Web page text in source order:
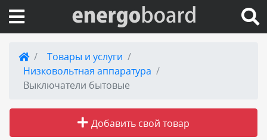
Вход на сайт
Поиск по сайту
Публикации
Товары и услуги
Низковольтная аппаратура
Выключатели бытовые
Добавить свой товар